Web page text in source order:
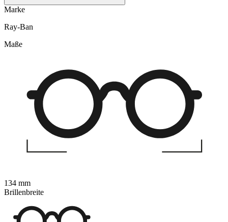
Marke
Ray-Ban
Maße
134 mm
Brillenbreite